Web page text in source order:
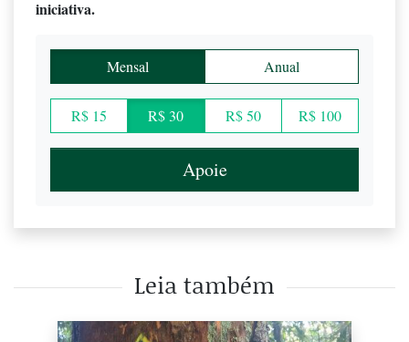
iniciativa.
Mensal Anual
R$ 15 R$ 30 R$ 50 R$ 100
Apoie
Leia também